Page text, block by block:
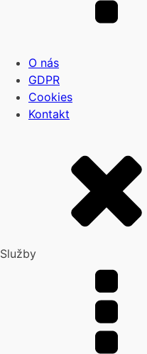
O nás
GDPR
Cookies
Kontakt
Služby